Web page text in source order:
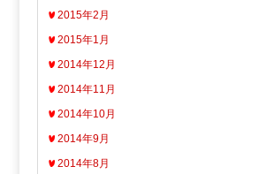
2015年2月
2015年1月
2014年12月
2014年11月
2014年10月
2014年9月
2014年8月